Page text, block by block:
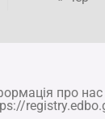
про нас